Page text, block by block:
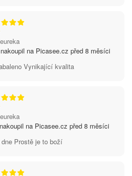
nakoupil na Picasee.cz před 8 měsíci
Vynikající kvalita
nakoupil na Picasee.cz před 8 měsíci
Prostě je to boží